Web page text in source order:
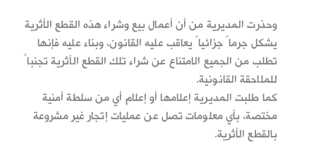
وحذرت المديرية من أن أعمال بيع وشراء هذه القطع الأثرية
يشكل جرماً جزائياً يعاقب عليه القانون، وبناء عليه فإنها
تطلب من الجميع الامتناع عن شراء تلك القطع الأثرية تجنباً
للملاحقة القانونية.
كما طلبت المديرية إعلامها أو إعلام أي من سلطة أمنية
مختصة، بأي معلومات تصل عن عمليات إتجار غير مشروعة
بالقطع الأثرية.